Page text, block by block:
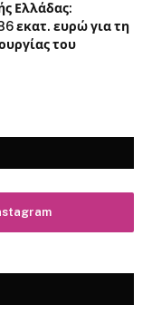
Ελλάδας:
εκατ. ευρώ για τη
του